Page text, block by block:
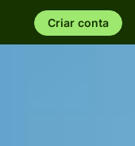
Criar conta